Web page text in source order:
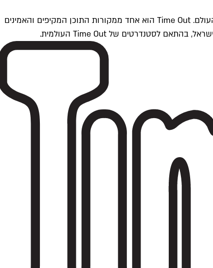
Time Outתל אביב הוא חלק מרשת Time Out Global — רשת מדיה בינלאומית הפועלת ב-360 ערים מרכזיות וב-60 מדינות ברחבי העולם. Time Out הוא אחד ממקורות התוכן המקיפים והאמינים